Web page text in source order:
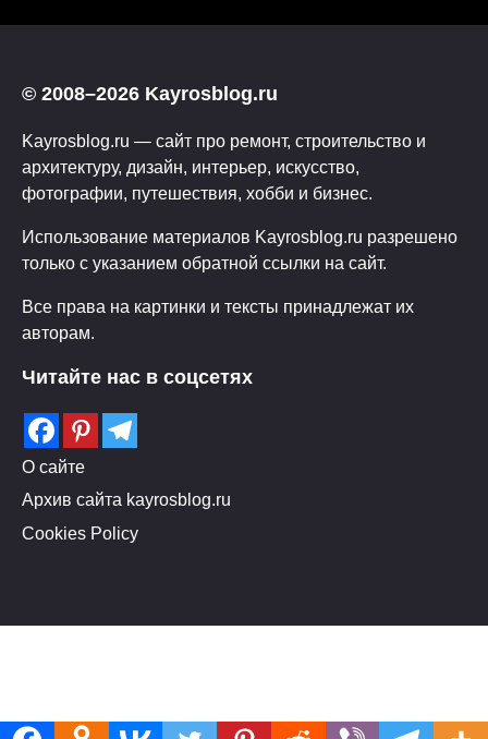
© 2008–2026 Kayrosblog.ru
Kayrosblog.ru — сайт про ремонт, строительство и
архитектуру, дизайн, интерьер, искусство,
фотографии, путешествия, хобби и бизнес.
Использование материалов Kayrosblog.ru разрешено
только с указанием обратной ссылки на сайт.
Все права на картинки и тексты принадлежат их
авторам.
Читайте нас в соцсетях
О сайте
Архив сайта kayrosblog.ru
Cookies Policy